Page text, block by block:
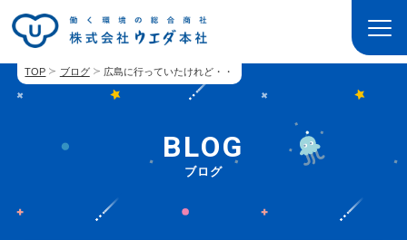
TOP ブログ 広島に行っていたけれど・・
BLOG
ブログ